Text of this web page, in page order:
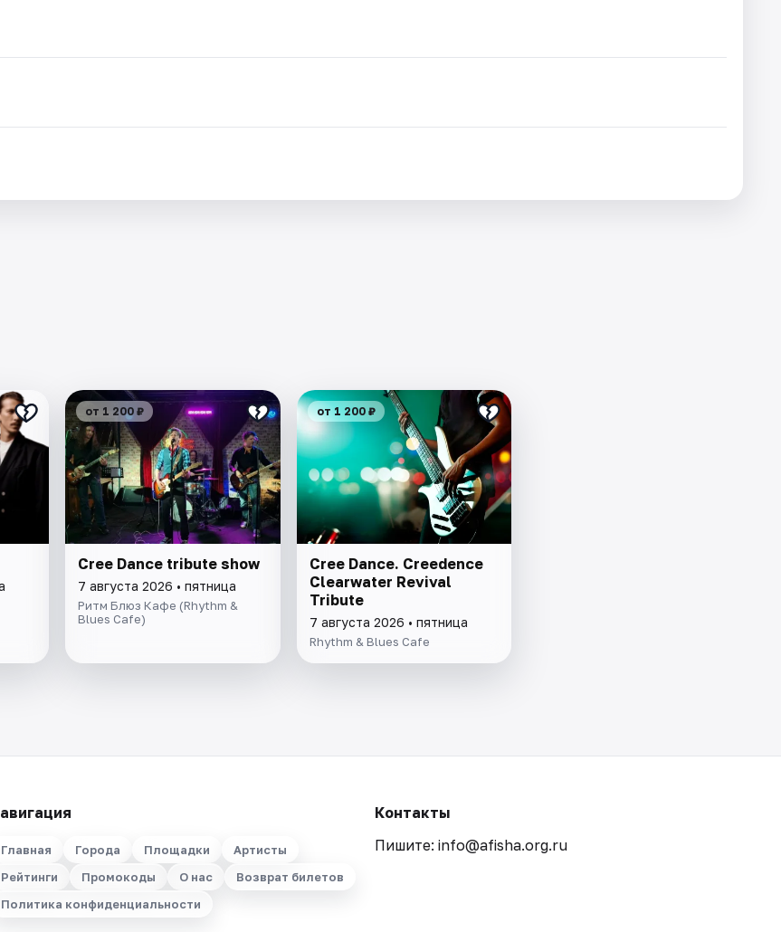
от 1 200 ₽
Cree Dance tribute show
7 августа 2026 • пятница
Ритм Блюз Кафе (Rhythm &
Blues Cafe)
от 1 200 ₽
Cree Dance. Creedence
Clearwater Revival
Tribute
7 августа 2026 • пятница
Rhythm & Blues Cafe
Главная Города Площадки
Артисты
Рейтинги
Промокоды О нас
Возврат билетов
Политика конфиденциальности
Контакты
Пишите: info@afisha.org.ru